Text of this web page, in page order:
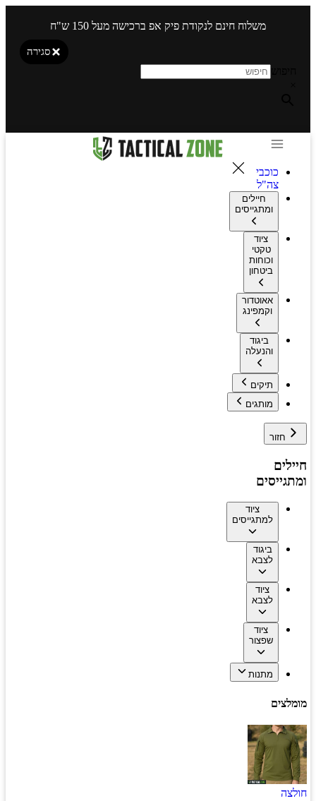
משלוח חינם לנקודת פיק אפ ברכישה מעל 150 ש"ח
סגירה
כוכבי
צה"ל
חיילים
ומתגייסים
ציוד
טקטי
וכוחות
ביטחון
אאוטדור
וקמפינג
ביגוד
והנעלה
תיקים
מותגים
חזור
חיילים
ומתגייסים
ציוד
למתגייסים
ביגוד
לצבא
ציוד
לצבא
ציוד
שפצור
מתנות
מומלצים
חולצה